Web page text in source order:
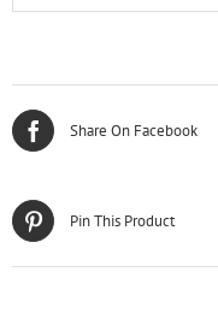
Share On Facebook
Pin This Product